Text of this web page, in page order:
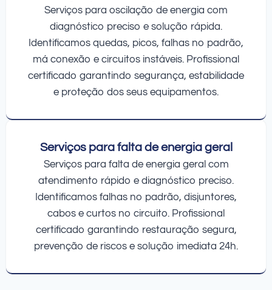
Serviços para oscilação de energia com
diagnóstico preciso e solução rápida.
Identificamos quedas, picos, falhas no padrão,
má conexão e circuitos instáveis. Profissional
certificado garantindo segurança, estabilidade
e proteção dos seus equipamentos.
Serviços para falta de energia geral
Serviços para falta de energia geral com
atendimento rápido e diagnóstico preciso.
Identificamos falhas no padrão, disjuntores,
cabos e curtos no circuito. Profissional
certificado garantindo restauração segura,
prevenção de riscos e solução imediata 24h.